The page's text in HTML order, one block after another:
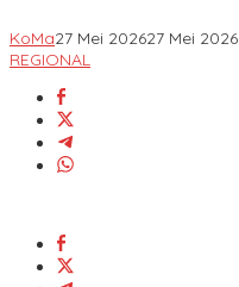
KoMa27 Mei 202627 Mei 2026
REGIONAL